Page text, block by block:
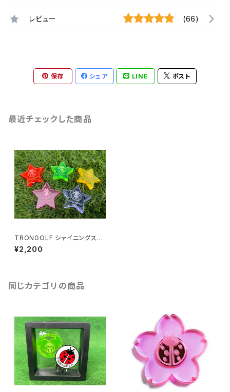
レビュー (66)
保存 シェア LINE ポスト
最近チェックした商品
TRONGOLF シャイニングスタ
ー/マグネット
¥2,200
同じカテゴリの商品